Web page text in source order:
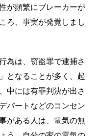
が頻繁にブレーカーが
ろ、事実が発覚しまし
為は、窃盗罪で逮捕さ
となることが多く、起
中には有罪判決が出さ
パートなどのコンセン
がある人は、電気の無